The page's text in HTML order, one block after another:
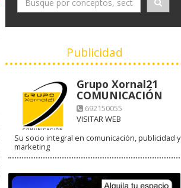
Publicidad
Grupo Xornal21
COMUNICACIÓN
692150055
VISITAR WEB
Su socio integral en comunicación, publicidad y
marketing